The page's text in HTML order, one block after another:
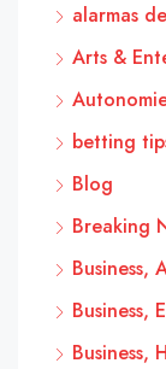
alarmas
Arts &
betting
Blog
Breaking
Business,
Business,
Business,